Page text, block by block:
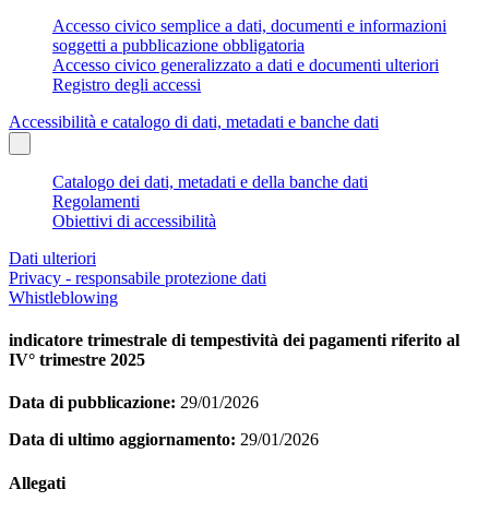
Accesso civico semplice a dati, documenti e informazioni
soggetti a pubblicazione obbligatoria
Accesso civico generalizzato a dati e documenti ulteriori
Registro degli accessi
Accessibilità e catalogo di dati, metadati e banche dati
Catalogo dei dati, metadati e della banche dati
Regolamenti
Obiettivi di accessibilità
Dati ulteriori
Privacy - responsabile protezione dati
Whistleblowing
indicatore trimestrale di tempestività dei pagamenti riferito al
IV° trimestre 2025
Data di pubblicazione: 29/01/2026
Data di ultimo aggiornamento: 29/01/2026
Allegati